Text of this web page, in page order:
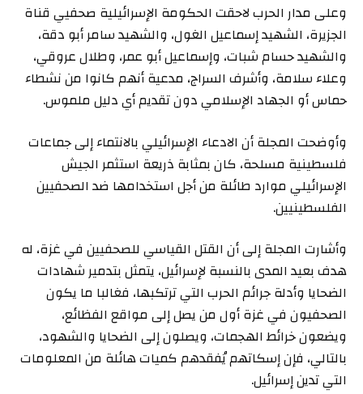
وعلى مدار الحرب لاحقت الحكومة الإسرائيلية صحفيي قناة
الجزيرة، الشهيد إسماعيل الغول، والشهيد سامر أبو دقة،
والشهيد حسام شبات، وإسماعيل أبو عمر، وطلال عروقي،
وعلاء سلامة، وأشرف السراج، مدعية أنهم كانوا من نشطاء
حماس أو الجهاد الإسلامي دون تقديم أي دليل ملموس.
وأوضحت المجلة أن الادعاء الإسرائيلي بالانتماء إلى جماعات
فلسطينية مسلحة، كان بمثابة ذريعة استثمر الجيش
الإسرائيلي موارد طائلة من أجل استخدامها ضد الصحفيين
الفلسطينيين.
وأشارت المجلة إلى أن القتل القياسي للصحفيين في غزة، له
هدف بعيد المدى بالنسبة لإسرائيل، يتمثل بتدمير شهادات
الضحايا وأدلة جرائم الحرب التي ترتكبها، فغالبا ما يكون
الصحفيون في غزة أول من يصل إلى مواقع الفظائع،
ويضعون خرائط الهجمات، ويصلون إلى الضحايا والشهود،
بالتالي، فإن إسكاتهم يُفقدهم كميات هائلة من المعلومات
التي تدين إسرائيل.